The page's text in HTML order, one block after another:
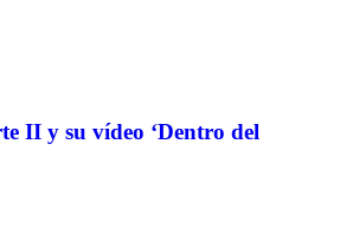
II y su vídeo ‘Dentro del